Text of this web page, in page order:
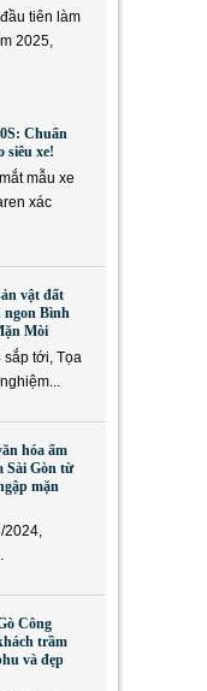
tiên làm
2025,
Chuẩn
siêu xe!
mẫu xe
xác
vật đất
ngon Bình
Mòi
sắp tới, Tọa
hóa ẩm
Sài Gòn từ
mặn
2024,
Công
trầm
và đẹp